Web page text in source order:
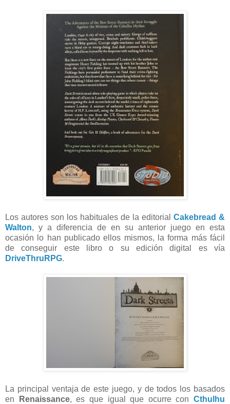
Los autores son los habituales de la editorial Cakebread &
Walton, y a diferencia de en su anterior juego en esta
ocasión lo han publicado ellos mismos, la forma más fácil
de conseguir este libro o su edición digital es vía
DriveThruRPG.
La principal ventaja de este juego, y de todos los basados
en
Renaissance, es que igual que ocurre con Cthulhu